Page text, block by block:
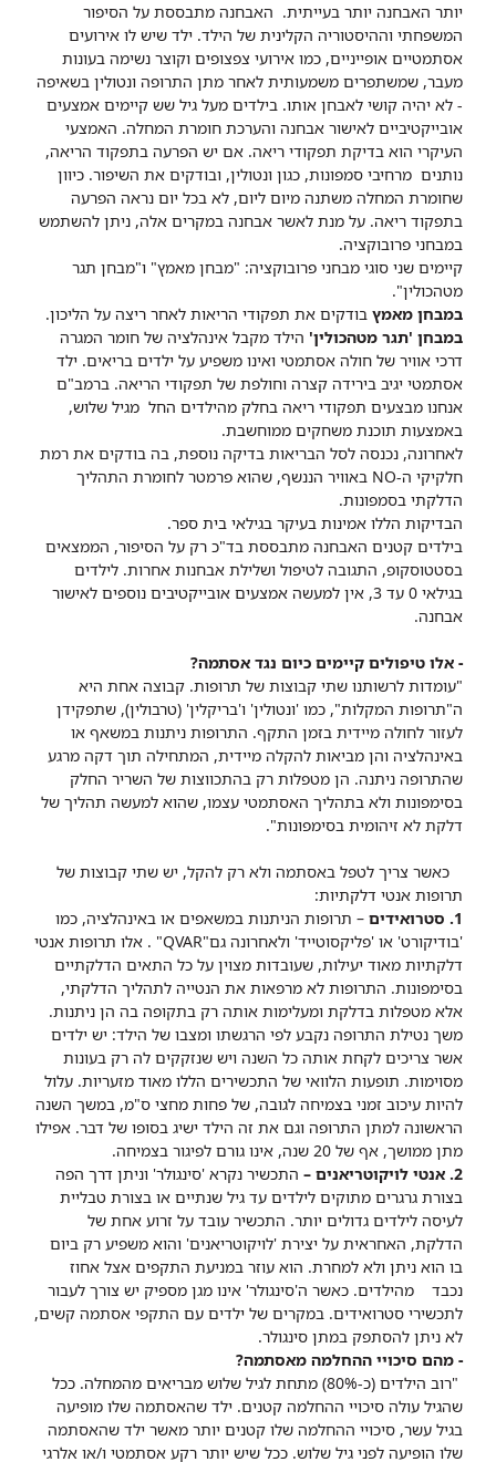
יותר האבחנה יותר בעייתית. האבחנה מתבססת על הסיפור
המשפחתי וההיסטוריה הקלינית של הילד. ילד שיש לו אירועים
אסתמטיים אופייניים, כמו אירועי צפצופים וקוצר נשימה בעונות
מעבר, שמשתפרים משמעותית לאחר מתן התרופה ונטולין בשאיפה
- לא יהיה קושי לאבחן אותו. בילדים מעל גיל שש קיימים אמצעים
אובייקטיביים לאישור אבחנה והערכת חומרת המחלה. האמצעי
העיקרי הוא בדיקת תפקודי ריאה. אם יש הפרעה בתפקוד הריאה,
נותנים מרחיבי סמפונות, כגון ונטולין, ובודקים את השיפור. כיוון
שחומרת המחלה משתנה מיום ליום, לא בכל יום נראה הפרעה
בתפקוד ריאה. על מנת לאשר אבחנה במקרים אלה, ניתן להשתמש
במבחני פרובוקציה.
קיימים שני סוגי מבחני פרובוקציה: "מבחן מאמץ" ו"מבחן תגר
מטהכולין".
במבחן מאמץ בודקים את תפקודי הריאות לאחר ריצה על הליכון.
במבחן 'תגר מטהכולין' הילד מקבל אינהלציה של חומר המגרה
דרכי אוויר של חולה אסתמטי ואינו משפיע על ילדים בריאים. ילד
אסתמטי יגיב בירידה קצרה וחולפת של תפקודי הריאה. ברמב"ם
אנחנו מבצעים תפקודי ריאה בחלק מהילדים החל מגיל שלוש,
באמצעות תוכנת משחקים ממוחשבת.
לאחרונה, נכנסה לסל הבריאות בדיקה נוספת, בה בודקים את רמת
חלקיקי ה-NO באוויר הננשף, שהוא פרמטר לחומרת התהליך
הדלקתי בסמפונות.
הבדיקות הללו אמינות בעיקר בגילאי בית ספר.
בילדים קטנים האבחנה מתבססת בד"כ רק על הסיפור, הממצאים
בסטטוסקופ, התגובה לטיפול ושלילת אבחנות אחרות. לילדים
בגילאי 0 עד 3, אין למעשה אמצעים אובייקטיבים נוספים לאישור
אבחנה.
- אלו טיפולים קיימים כיום נגד אסתמה?
"עומדות לרשותנו שתי קבוצות של תרופות. קבוצה אחת היא
ה"תרופות המקלות", כמו 'ונטולין' ו'בריקלין' (טרבולין), שתפקידן
לעזור לחולה מיידית בזמן התקף. התרופות ניתנות במשאף או
באינהלציה והן מביאות להקלה מיידית, המתחילה תוך דקה מרגע
שהתרופה ניתנה. הן מטפלות רק בהתכווצות של השריר החלק
בסימפונות ולא בתהליך האסתמטי עצמו, שהוא למעשה תהליך של
דלקת לא זיהומית בסימפונות".
כאשר צריך לטפל באסתמה ולא רק להקל, יש שתי קבוצות של
תרופות אנטי דלקתיות:
1. סטרואידים – תרופות הניתנות במשאפים או באינהלציה, כמו
'בודיקורט' או 'פליקסוטייד' ולאחרונה גם"QVAR" . אלו תרופות אנטי
דלקתיות מאוד יעילות, שעובדות מצוין על כל התאים הדלקתיים
בסימפונות. התרופות לא מרפאות את הנטייה לתהליך הדלקתי,
אלא מטפלות בדלקת ומעלימות אותה רק בתקופה בה הן ניתנות.
משך נטילת התרופה נקבע לפי הרגשתו ומצבו של הילד: יש ילדים
אשר צריכים לקחת אותה כל השנה ויש שנזקקים לה רק בעונות
מסוימות. תופעות הלוואי של התכשירים הללו מאוד מזעריות. עלול
להיות עיכוב זמני בצמיחה לגובה, של פחות מחצי ס"מ, במשך השנה
הראשונה למתן התרופה וגם את זה הילד ישיג בסופו של דבר. אפילו
מתן ממושך, אף של 20 שנה, אינו גורם לפיגור בצמיחה.
2. אנטי לויקוטריאנים –
התכשיר נקרא 'סינגולר' וניתן דרך הפה
בצורת גרגרים מתוקים לילדים עד גיל שנתיים או בצורת טבליית
לעיסה לילדים גדולים יותר. התכשיר עובד על זרוע אחת של
הדלקת, האחראית על יצירת 'לויקוטריאנים' והוא משפיע רק ביום
בו הוא ניתן ולא למחרת. הוא עוזר במניעת התקפים אצל אחוז
נכבד מהילדים. כאשר ה'סינגולר' אינו מגן מספיק יש צורך לעבור
לתכשירי סטרואידים. במקרים של ילדים עם התקפי אסתמה קשים,
לא ניתן להסתפק במתן סינגולר.
- מהם סיכויי ההחלמה מאסתמה?
"רוב הילדים (כ-80%) מתחת לגיל שלוש מבריאים מהמחלה. ככל
שהגיל עולה סיכויי ההחלמה קטנים. ילד שהאסתמה שלו מופיעה
בגיל עשר, סיכויי ההחלמה שלו קטנים יותר מאשר ילד שהאסתמה
שלו הופיעה לפני גיל שלוש. ככל שיש יותר רקע אסתמטי ו/או אלרגי